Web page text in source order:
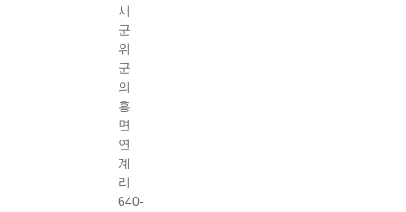
시
군
위
군
의
흥
면
연
계
리
640-